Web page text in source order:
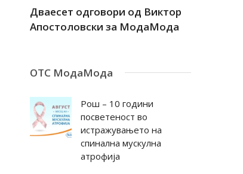
Дваесет одговори од Виктор
Апостоловски за МодаМода
ОТС МодаМода
Рош – 10 години
посветеност во
истражувањето на
спинална мускулна
атрофија